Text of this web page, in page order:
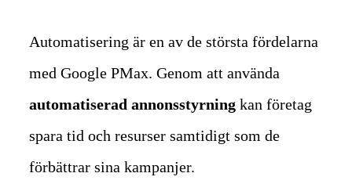
Automatisering är en av de största fördelarna
med Google PMax. Genom att använda
automatiserad annonsstyrning kan företag
spara tid och resurser samtidigt som de
förbättrar sina kampanjer.